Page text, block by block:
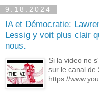
9.18.2024
IA et Démocratie:
Lessig y voit plus clair
nous.
Si la video ne
sur le canal de
https://